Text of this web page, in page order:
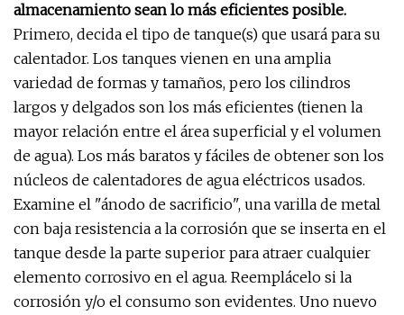
almacenamiento sean lo más eficientes posible.
Primero, decida el tipo de tanque(s) que usará para su
calentador. Los tanques vienen en una amplia
variedad de formas y tamaños, pero los cilindros
largos y delgados son los más eficientes (tienen la
mayor relación entre el área superficial y el volumen
de agua). Los más baratos y fáciles de obtener son los
núcleos de calentadores de agua eléctricos usados.
Examine el "ánodo de sacrificio", una varilla de metal
con baja resistencia a la corrosión que se inserta en el
tanque desde la parte superior para atraer cualquier
elemento corrosivo en el agua. Reemplácelo si la
corrosión y/o el consumo son evidentes. Uno nuevo